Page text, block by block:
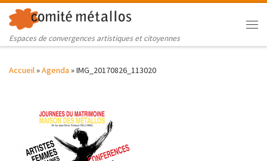
Skip to content
Espaces de convergences artistiques et citoyennes
Accueil»Agenda »IMG_20170826_113020